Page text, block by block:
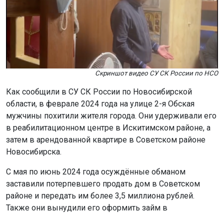
Скриншот видео СУ СК России по НСО
Как сообщили в СУ СК России по Новосибирской
области, в феврале 2024 года на улице 2-я Обская
мужчины похитили жителя города. Они удерживали его
в реабилитационном центре в Искитимском районе, а
затем в арендованной квартире в Советском районе
Новосибирска.
С мая по июнь 2024 года осуждённые обманом
заставили потерпевшего продать дом в Советском
районе и передать им более 3,5 миллиона рублей.
Также они вынудили его оформить займ в